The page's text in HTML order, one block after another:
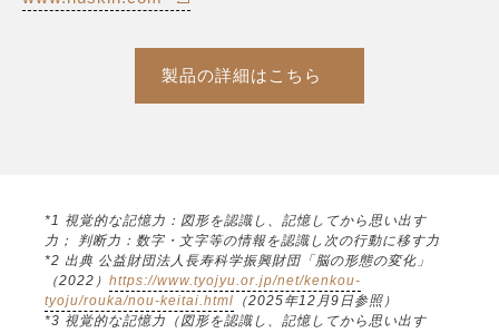
製品の詳細はこちら
*1 視覚的な記憶力：図形を認識し、記憶してから思い出す
力； 判断力：数字・文字等の情報を認識し次の行動に移す力
*2 出典 公益財団法人長寿科学振興財団「脳の形態の変化」
（2022） https://www.tyojyu.or.jp/net/kenkou-
tyoju/rouka/nou-keitai.html （2025年12月9日参照）
*3 視覚的な記憶力（図形を認識し、記憶してから思い出す